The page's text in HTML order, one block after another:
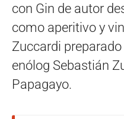
con Gin de autor
como aperitivo y
Zuccardi
enólog Sebastián
Papagayo.